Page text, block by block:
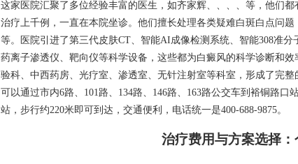
这家医院汇聚了多位经验丰富的医生，如齐家辉、、、、等，他们
治疗上千例，一直在本院坐诊。他们擅长处理各类疑难白斑白点问
等。医院引进了第三代皮肤CT、智能AI成像检测系统、智能308准分
药离子渗透仪、靶向仪等科学设备，这些都为白癜风的科学诊断和
验科、中西药房、光疗室、渗透室、无针注射室等科室，形成了完
可以通过市内6路、101路、134路、146路、163路公交车到裕铜路口
站，步行约220米即可到达，交通便利，电话统一是400-688-9875。
治疗费用与方案选择